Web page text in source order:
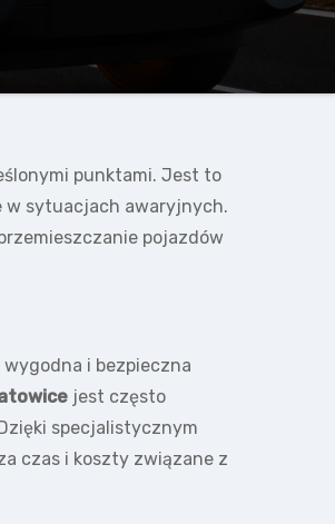
punktami. Jest to
w sytuacjach awaryjnych.
pojazdów
i bezpieczna
jest często
specjalistycznym
czas i koszty związane z